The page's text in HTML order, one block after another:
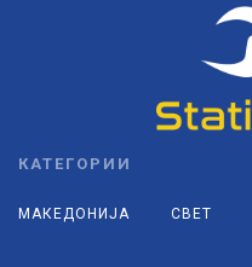
КАТЕГОРИИ
МАКЕДОНИЈА СВЕТ